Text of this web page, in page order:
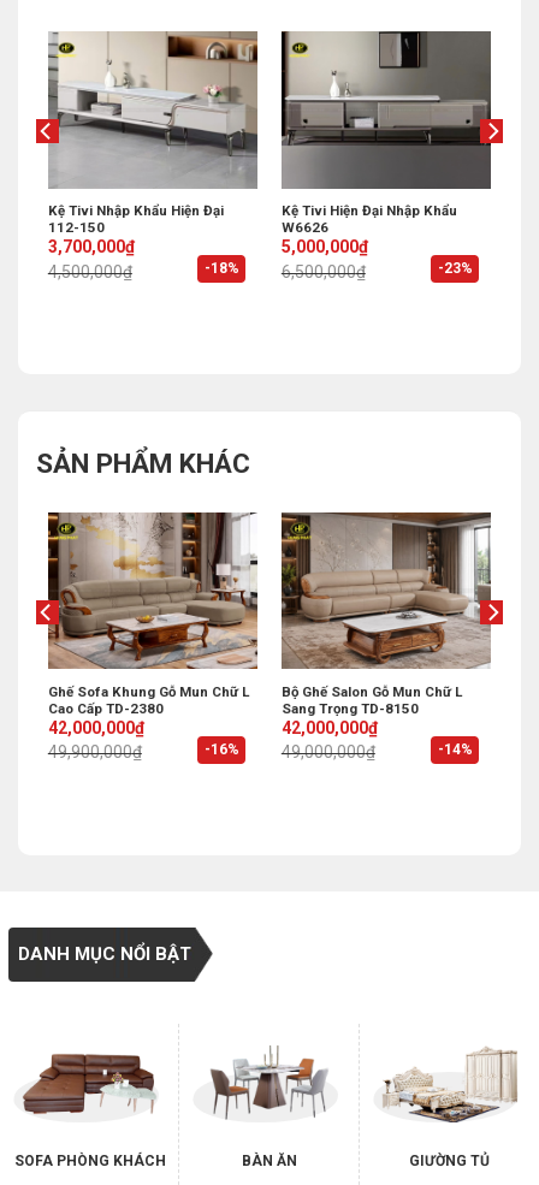
-18%
Kệ Tivi Nhập Khẩu Hiện Đại
112-150
4,500,000₫
Original
price
was:
3,700,000₫
Current
price
is:
-23%
Kệ Tivi Hiện Đại Nhập Khẩu
W6626
6,500,000₫
Original
price
was:
5,000,000₫
Current
price
is:
SẢN PHẨM KHÁC
-16%
Ghế Sofa Khung Gỗ Mun Chữ L
Cao Cấp TD-2380
49,900,000₫
Original
price
was:
42,000,000₫
Current
price
is:
-14%
Bộ Ghế Salon Gỗ Mun Chữ L
Sang Trọng TD-8150
49,000,000₫
Original
price
was:
42,000,000₫
Current
price
is:
DANH MỤC NỔI BẬT
SOFA PHÒNG KHÁCH BÀN ĂN GIƯỜNG TỦ